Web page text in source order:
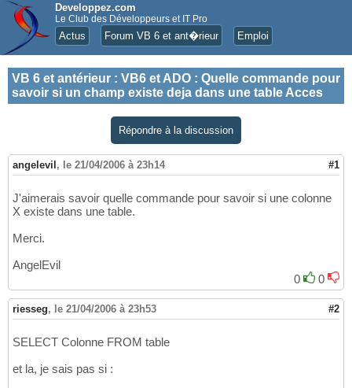
Developpez.com
Le Club des Développeurs et IT Pro
Actus Forum VB 6 et ant�rieur Emploi
VB 6 et antérieur : VB6 et ADO : Quelle commande pour
savoir si un champ existe deja dans une table Acces
Répondre à la discussion
angelevil , le 21/04/2006 à 23h14 #1
J'aimerais savoir quelle commande pour savoir si une colonne
X existe dans une table.
Merci.
AngelEvil
0
0
riesseg, le 21/04/2006 à 23h53 #2
SELECT Colonne FROM table
et la, je sais pas si :